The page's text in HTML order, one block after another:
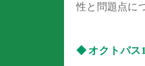
性と問題点に
◆ オクトパス